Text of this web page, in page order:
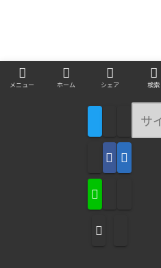
メニュー ホーム シェア 検索